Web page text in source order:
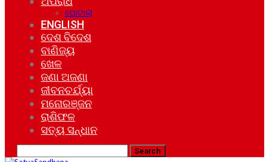
ଘୋଟାଲା
ENGLISH
ଦେଶ ବିଦେଶ
ବାଣିଜ୍ୟ
ଖେଳ
ଜଣା ଅଜଣା
ଜୀବନଚର୍ଯ୍ୟା
ମନୋରଞ୍ଜନ
ରାଶିଫଳ
ସତ୍ୟ ସନ୍ଧାନ